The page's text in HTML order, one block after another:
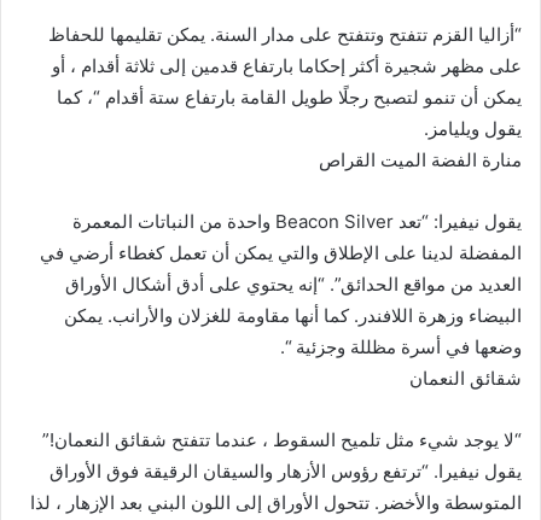
“أزاليا القزم تتفتح وتتفتح على مدار السنة. يمكن تقليمها للحفاظ
على مظهر شجيرة أكثر إحكاما بارتفاع قدمين إلى ثلاثة أقدام ، أو
يمكن أن تنمو لتصبح رجلًا طويل القامة بارتفاع ستة أقدام “، كما
يقول ويليامز.
منارة الفضة الميت القراص
يقول نيفيرا: “تعد Beacon Silver واحدة من النباتات المعمرة
المفضلة لدينا على الإطلاق والتي يمكن أن تعمل كغطاء أرضي في
العديد من مواقع الحدائق”. “إنه يحتوي على أدق أشكال الأوراق
البيضاء وزهرة اللافندر. كما أنها مقاومة للغزلان والأرانب. يمكن
وضعها في أسرة مظللة وجزئية “.
شقائق النعمان
“لا يوجد شيء مثل تلميح السقوط ، عندما تتفتح شقائق النعمان!”
يقول نيفيرا. “ترتفع رؤوس الأزهار والسيقان الرقيقة فوق الأوراق
المتوسطة والأخضر. تتحول الأوراق إلى اللون البني بعد الإزهار ، لذا